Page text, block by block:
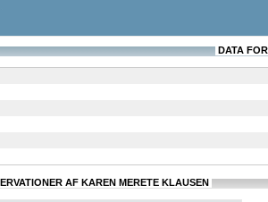
DATA
AF KAREN MERETE KLAUSEN